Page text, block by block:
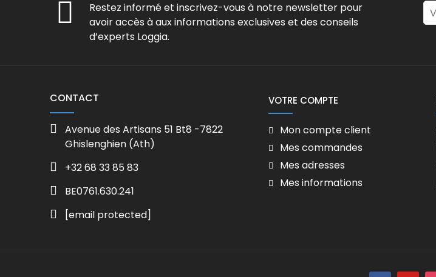
Restez informé et inscrivez-vous à notre newsletter pour
avoir accès à aux informations exclusives et des conseils
d’experts Loggia.
CONTACT
Avenue des Artisans 51 Bt8 -7822
Ghislenghien (Ath)
+32 68 33 85 83
BE0761.630.241
[email protected]
VOTRE COMPTE
Mon compte client
Mes commandes
Mes adresses
Mes informations